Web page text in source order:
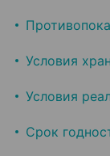
Условия
Условия
Срок